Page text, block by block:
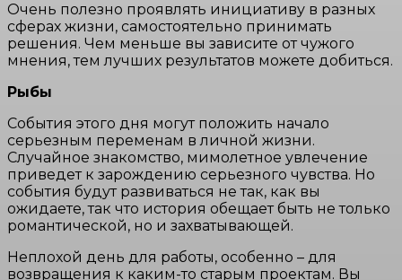
Очень полезно проявлять инициативу в разных
сферах жизни, самостоятельно принимать
решения. Чем меньше вы зависите от чужого
мнения, тем лучших результатов можете добиться.
Рыбы
События этого дня могут положить начало
серьезным переменам в личной жизни.
Случайное знакомство, мимолетное увлечение
приведет к зарождению серьезного чувства. Но
события будут развиваться не так, как вы
ожидаете, так что история обещает быть не только
романтической, но и захватывающей.
Неплохой день для работы, особенно – для
возвращения к каким-то старым проектам. Вы